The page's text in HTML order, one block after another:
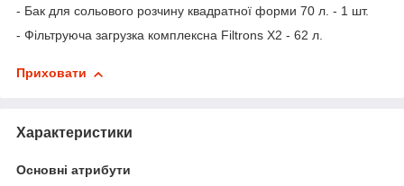
- Бак для сольового розчину квадратної форми 70 л. - 1 шт.
- Фільтруюча загрузка комплексна Filtrons X2 - 62 л.
Приховати
Характеристики
Основні атрибути